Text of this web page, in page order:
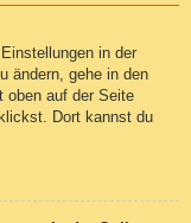
in der
ändern, gehe in den
oben auf der Seite
Dort kannst du